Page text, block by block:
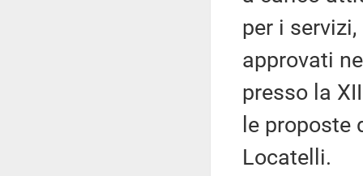
per i
approvati
presso la
le proposte
Locatelli.